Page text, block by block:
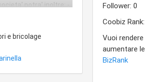
potra' inoltre: -
imprese, societ ,
connesse, purche'
al solo fine del
non prevalente e
effettuate dai soci in
e bricolage